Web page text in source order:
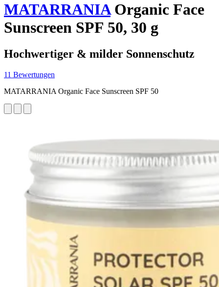
MATARRANIAOrganic Face
Sunscreen SPF 50, 30 g
Hochwertiger & milder Sonnenschutz
11 Bewertungen
MATARRANIA Organic Face Sunscreen SPF 50